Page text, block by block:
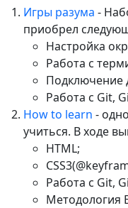
Игры разума -
приобрел
Настройка
Работа с
Подключение
Работа с Git,
How to learn -
учиться. В ходе
HTML;
Работа с Git,
Методология